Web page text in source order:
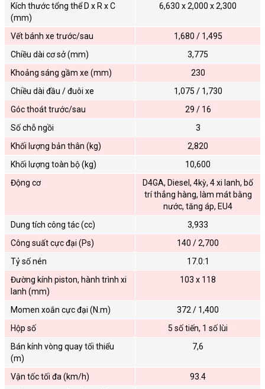
Kích thước tổng thể D x R x C
(mm)
6,630 x 2,000 x 2,300
Vết bánh xe trước/sau
1,680 / 1,495
Chiều dài cơ sở (mm)
3,775
Khoảng sáng gầm xe (mm)
230
Chiều dài đầu / đuôi xe
1,075 / 1,730
Góc thoát trước/sau
29 / 16
Số chỗ ngồi
3
Khối lượng bản thân (kg)
2,820
Khối lượng toàn bộ (kg)
10,600
Động cơ
D4GA, Diesel, 4kỳ, 4 xi lanh, bố
trí thẳng hàng, làm mát bằng
nước, tăng áp, EU4
Dung tích công tác (cc)
3,933
Công suất cực đại (Ps)
140 / 2,700
Tỷ số nén
17.0:1
Đường kính piston, hành trình xi
lanh (mm)
103 x 118
Momen xoắn cực đại (N.m)
372 / 1,400
Hộp số
5 số tiến, 1 số lùi
Bán kính vòng quay tối thiểu
(m)
7,6
Vận tốc tối đa (km/h)
93.4